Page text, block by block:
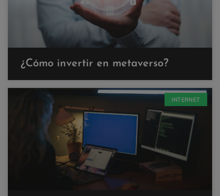
¿Cómo invertir en metaverso?
INTERNET